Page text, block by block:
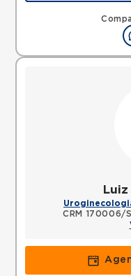
Avenida Alfredo
Santo Andre, SP,
CRM 170006/